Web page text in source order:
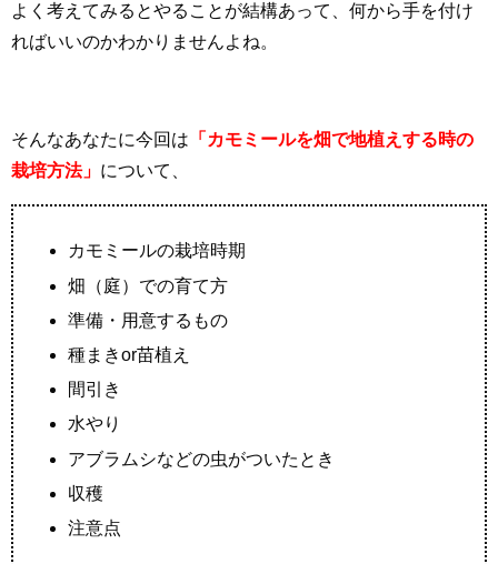
よく考えてみるとやることが結構あって、何から手を付け
ればいいのかわかりませんよね。
そんなあなたに今回は 「カモミールを畑で地植えする時の
栽培方法」 について、
カモミールの栽培時期
畑（庭）での育て方
準備・用意するもの
種まきor苗植え
間引き
水やり
アブラムシなどの虫がついたとき
収穫
注意点